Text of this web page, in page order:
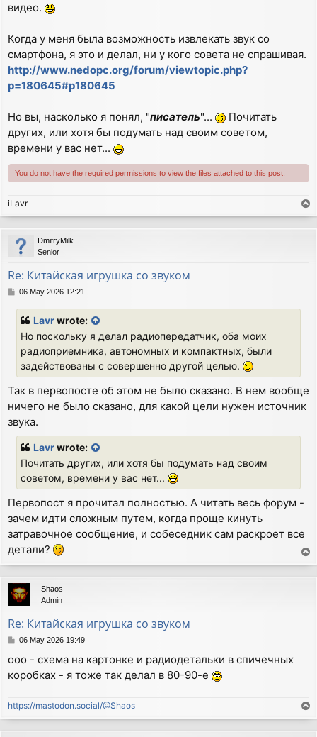
видео.
Когда у меня была возможность извлекать звук со
смартфона, я это и делал, ни у кого совета не спрашивая.
http://www.nedopc.org/forum/viewtopic.php?
p=180645#p180645
Но вы, насколько я понял, "писатель"...
Почитать
других, или хотя бы подумать над своим советом,
времени у вас нет...
You do not have the required permissions to view the files attached to this post.
iLavr
o
p
DmitryMilk
Senior
Re: Китайская игрушка со звуком
P06 May 2026 12:21
Lavrwrote:
Но поскольку я делал радиопередатчик, оба моих
радиоприемника, автономных и компактных, были
задействованы с совершенно другой целью.
Так в первопосте об этом не было сказано. В нем вообще
ничего не было сказано, для какой цели нужен источник
звука.
Lavrwrote:
Почитать других, или хотя бы подумать над своим
советом, времени у вас нет...
Первопост я прочитал полностью. А читать весь форум -
зачем идти сложным путем, когда проще кинуть
затравочное сообщение, и собеседник сам раскроет все
детали?
o
p
Shaos
Admin
Re: Китайская игрушка со звуком
P
s
t
06 May 2026 19:49
ооо - схема на картонке и радиодетальки в спичечных
коробках - я тоже так делал в 80-90-е
https://mastodon.social/@Shaos
o
p